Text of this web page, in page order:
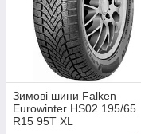
Зимові шини Falken
Eurowinter HS02 195/65
R15 95T XL